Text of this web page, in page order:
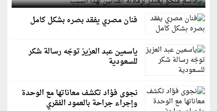
فنان مصري يفقد بصره بشكل كامل
ياسمين عبد العزيز توجّه رسالة شكر
للسعودية
نجوى فؤاد تكشف معاناتها مع الوحدة
وإجراء جراحة بالعمود الفقري